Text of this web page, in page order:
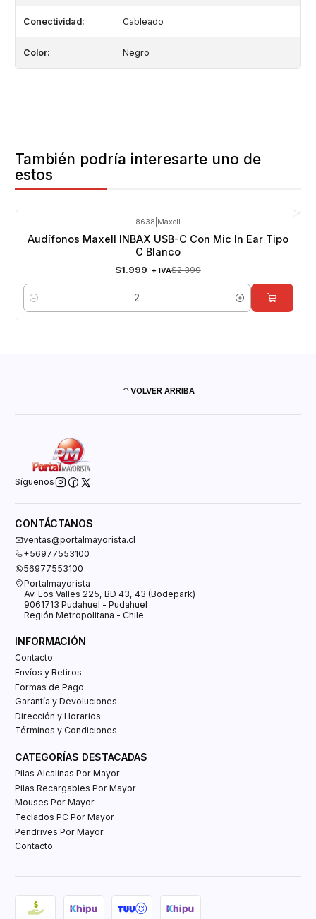
Conectividad: Cableado
Color: Negro
También podría interesarte uno de
estos
8638 Maxell
Audífonos Maxell INBAX USB-C Con Mic In Ear Tipo
C Blanco
$1.999 + IVA$2.399
Cantidad
VOLVER ARRIBA
Síguenos
CONTÁCTANOS
ventas@portalmayorista.cl
+56977553100
56977553100
Portalmayorista
Av. Los Valles 225, BD 43, 43 (Bodepark)
9061713 Pudahuel - Pudahuel
Región Metropolitana - Chile
INFORMACIÓN
Contacto
Envíos y Retiros
Formas de Pago
Garantía y Devoluciones
Dirección y Horarios
Términos y Condiciones
CATEGORÍAS DESTACADAS
Pilas Alcalinas Por Mayor
Pilas Recargables Por Mayor
Mouses Por Mayor
Teclados PC Por Mayor
Pendrives Por Mayor
Contacto